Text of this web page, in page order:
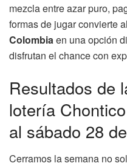
mezcla entre azar puro,
formas de jugar convierte al
Colombiaen una opción
disfrutan el chance con
Resultados de
lotería
al sábado 28
Cerramos la semana no